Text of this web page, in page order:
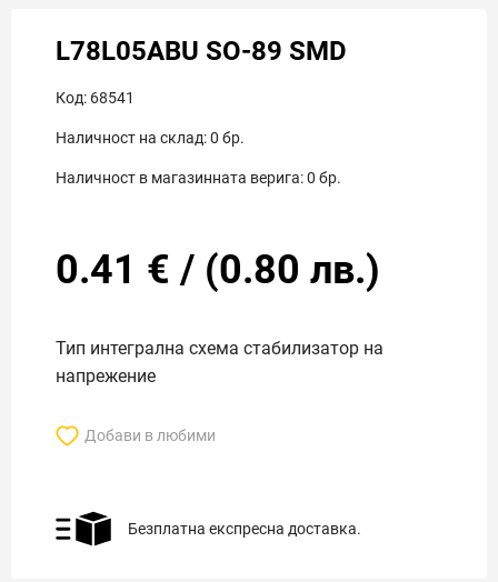
L78L05ABU SO-89 SMD
Код: 68541
Наличност на склад:0 бр.
Наличност в магазинната верига:0 бр.
0.41 € / (0.80 лв.)
Тип интегрална схема стабилизатор на
напрежение
Добави в любими
Безплатна експресна доставка.